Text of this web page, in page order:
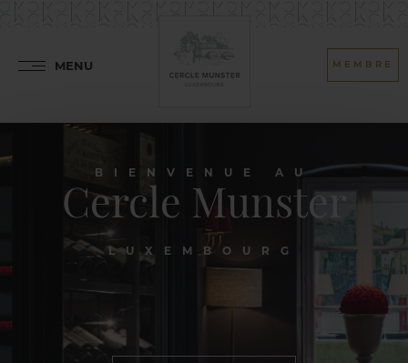
MENU MEMBRE
BIENVENUE AU
Cercle Munster
LUXEMBOURG